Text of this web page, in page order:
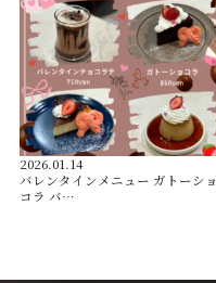
2026.01.14
バレンタインメニュー ガトーショ
コラ バ…